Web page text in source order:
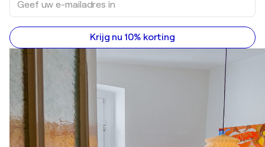
Krijg nu 10% korting